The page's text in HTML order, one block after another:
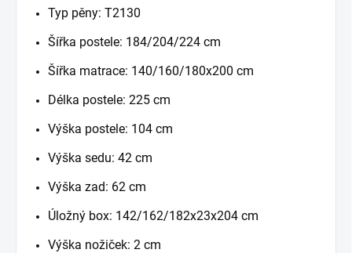
Typ pěny: T2130
Šířka postele: 184/204/224 cm
Šířka matrace: 140/160/180x200 cm
Délka postele: 225 cm
Výška postele: 104 cm
Výška sedu: 42 cm
Výška zad: 62 cm
Úložný box: 142/162/182x23x204 cm
Výška nožiček: 2 cm